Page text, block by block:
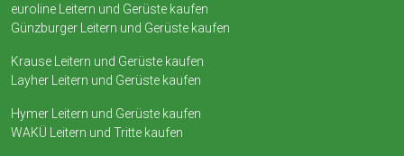
euroline Leitern und Gerüste kaufen
Günzburger Leitern und Gerüste kaufen
Krause Leitern und Gerüste kaufen
Layher Leitern und Gerüste kaufen
Hymer Leitern und Gerüste kaufen
WAKÜ Leitern und Tritte kaufen